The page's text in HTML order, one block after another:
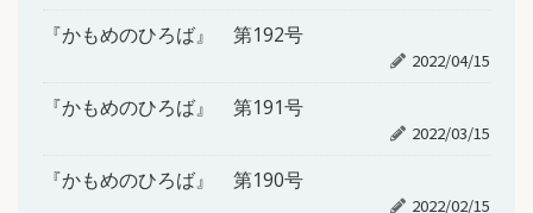
『かもめのひろば』 第192号
2022/04/15
『かもめのひろば』 第191号
2022/03/15
『かもめのひろば』 第190号
2022/02/15